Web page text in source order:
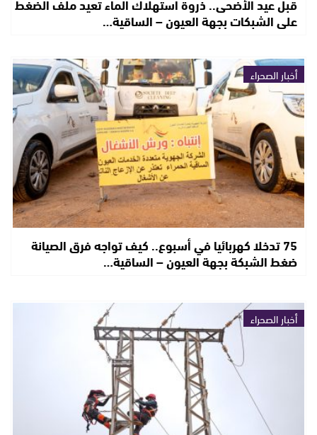
على الشبكات بجهة العيون – الساقية…
أخبار الصحراء
75 تدخلا كهربائيا في أسبوع.. كيف تواجه فرق الصيانة
ضغط الشبكة بجهة العيون – الساقية…
أخبار الصحراء